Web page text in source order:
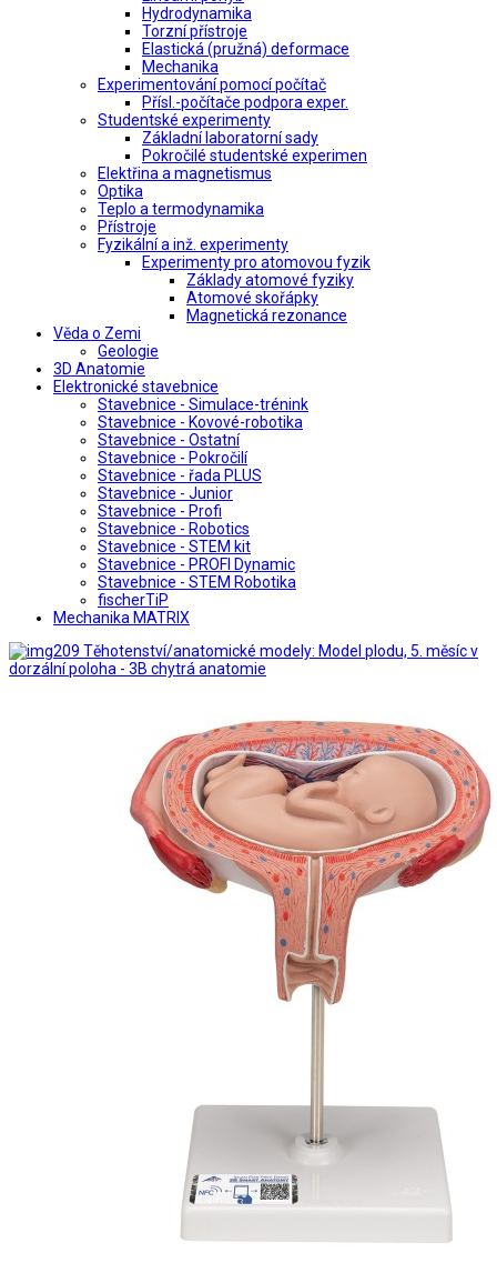
Hydrodynamika
Torzní přístroje
Elastická (pružná) deformace
Mechanika
Experimentování pomocí počítač
Přísl.-počítače podpora exper.
Studentské experimenty
Základní laboratorní sady
Pokročilé studentské experimen
Elektřina a magnetismus
Optika
Teplo a termodynamika
Přístroje
Fyzikální a inž. experimenty
Experimenty pro atomovou fyzik
Základy atomové fyziky
Atomové skořápky
Magnetická rezonance
Věda o Zemi
Geologie
3D Anatomie
Elektronické stavebnice
Stavebnice - Simulace-trénink
Stavebnice - Kovové-robotika
Stavebnice - Ostatní
Stavebnice - Pokročilí
Stavebnice - řada PLUS
Stavebnice - Junior
Stavebnice - Profi
Stavebnice - Robotics
Stavebnice - STEM kit
Stavebnice - PROFI Dynamic
Stavebnice - STEM Robotika
fischerTiP
Mechanika MATRIX